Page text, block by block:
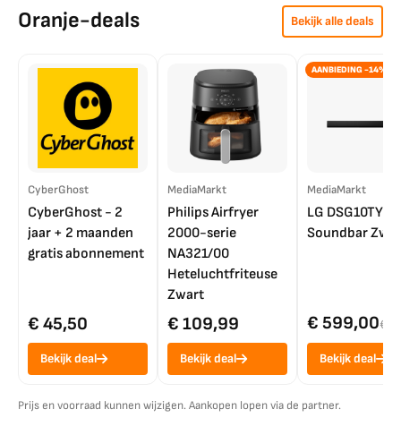
Oranje-deals Bekijk alle deals
CyberGhost
CyberGhost - 2
jaar + 2 maanden
gratis abonnement
€ 45,50
Bekijk deal
MediaMarkt
Philips Airfryer
2000-serie
NA321/00
Heteluchtfriteuse
Zwart
€ 109,99
Bekijk deal
AANBIEDING -14%
MediaMarkt
LG DSG10TY
Soundbar
€ 599,00€
Bekijk deal
Prijs en voorraad kunnen wijzigen. Aankopen lopen via de partner.